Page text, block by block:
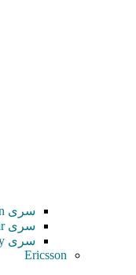
سری Horizon
سری AirPair
سری Harmony
Ericsson